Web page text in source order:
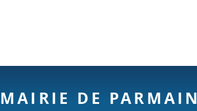
MAIRIE DE PARMAIN